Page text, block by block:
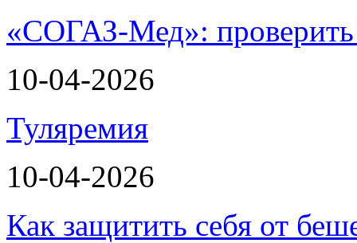
«СОГАЗ-Мед»: проверить
10-04-2026
Туляремия
10-04-2026
Как защитить себя от